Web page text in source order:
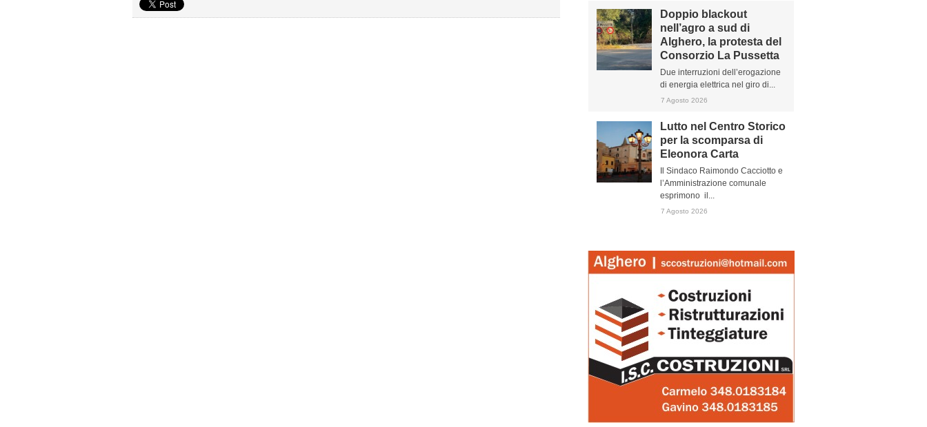
Doppio blackout
nell’agro a sud di
Alghero, la protesta del
Consorzio La Pussetta
Due interruzioni dell’erogazione
di energia elettrica nel giro di...
7 Agosto 2026
Lutto nel Centro Storico
per la scomparsa di
Eleonora Carta
Il Sindaco Raimondo Cacciotto e
l’Amministrazione comunale
esprimono il...
7 Agosto 2026